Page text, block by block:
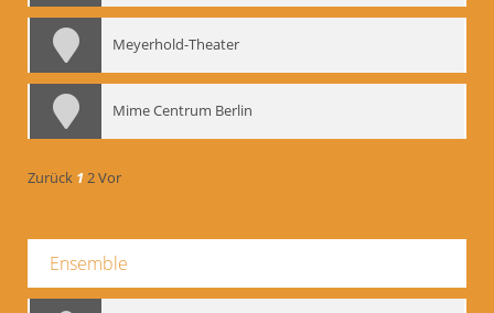
Meyerhold-Theater
Mime Centrum Berlin
Zurück 12Vor
Ensemble